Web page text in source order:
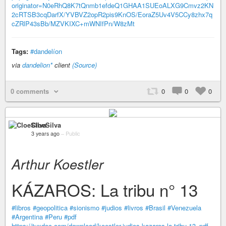
originator=N0eRhQ8K7tQnmb1efdeQ1GHAA1SUEoALXG9Cmvz2KN
2cRTSB3cqDarfX/YVBVZ2opR2pis9KnOS/EoraZ5Uv4V5CCy8zhx7q
cZRlP43sBb/MZVKIXC+mWNIfPn/W8zMt
Tags: #dandelíon
via dandelion*client (Source)
0 comments 0 0 0
CloeSilva
3 years ago – Public
Arthur Koestler
KÁZAROS: La tribu n° 13
#libros #geopolitica #sionismo #judios #livros #Brasil #Venezuela
#Argentina #Peru #pdf